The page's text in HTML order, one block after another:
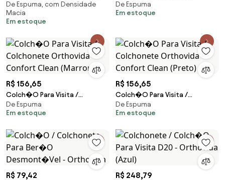
Azul Com Selo Do Inmetro
(Vermelho)
De Espuma, com Densidade
Macia
Em estoque
Colchonete Orthovida
Confort Clean (Vermelho)
De Espuma
Em estoque
R$ 156,65
Colch�O Para Visita /
Colchonete Orthovida
Confort Clean (Marrom)
De Espuma
Em estoque
R$ 156,65
Colch�O Para Visita /
Colchonete Orthovida
Confort Clean (Preto)
De Espuma
Em estoque
R$ 79,42 R$ 248,79